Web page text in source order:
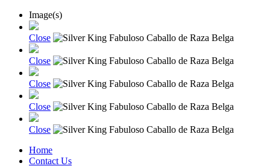
Image(s)
Close
Close
Close
Close
Close
Home
Contact Us